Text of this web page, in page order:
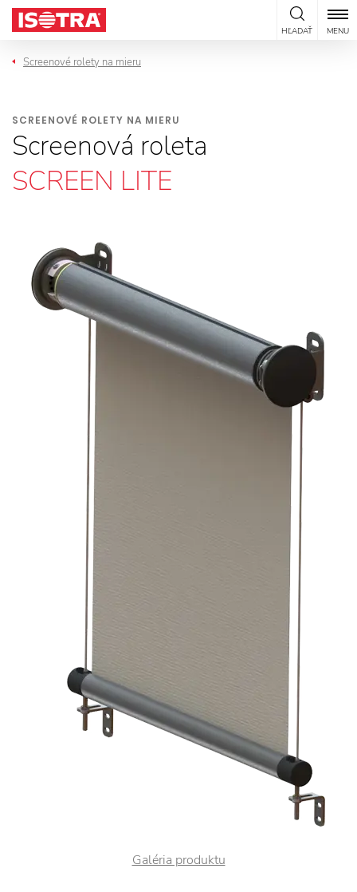
Preskočiť na obsah
HĽADAŤ MENU
Screenové rolety na mieru
SCREENOVÉ ROLETY NA MIERU
Screenová roleta
SCREEN LITE
Galéria produktu